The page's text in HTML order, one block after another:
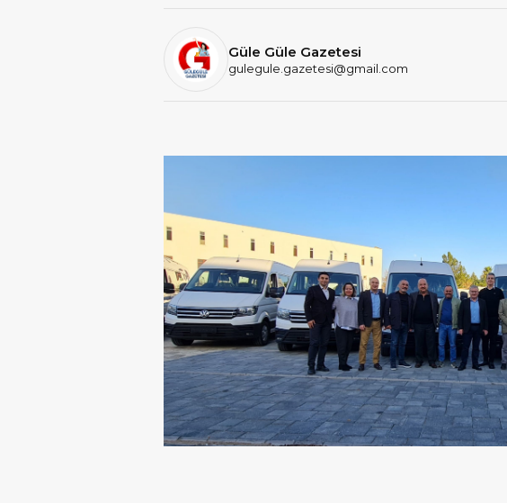
Güle Güle Gazetesi
gulegule.gazetesi@gmail.com